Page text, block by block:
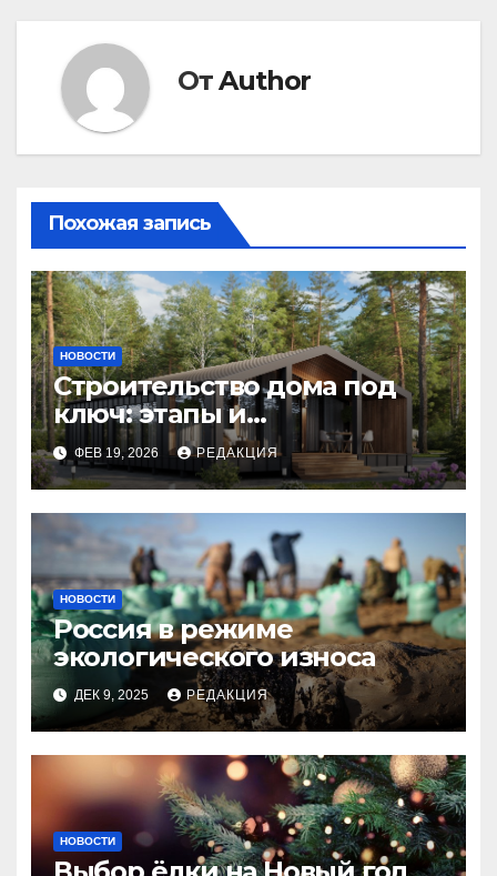
ОтAuthor
Похожая запись
НОВОСТИ
Строительство дома под
ключ: этапы и
планирование бюджета
ФЕВ 19, 2026 РЕДАКЦИЯ
НОВОСТИ
Россия в режиме
экологического износа
ДЕК 9, 2025 РЕДАКЦИЯ
НОВОСТИ